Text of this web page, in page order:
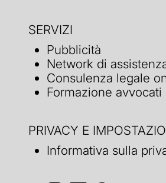
SERVIZI
Pubblicità
Network di
Consulenza legale
Formazione avvocati
PRIVACY E
Informativa sulla